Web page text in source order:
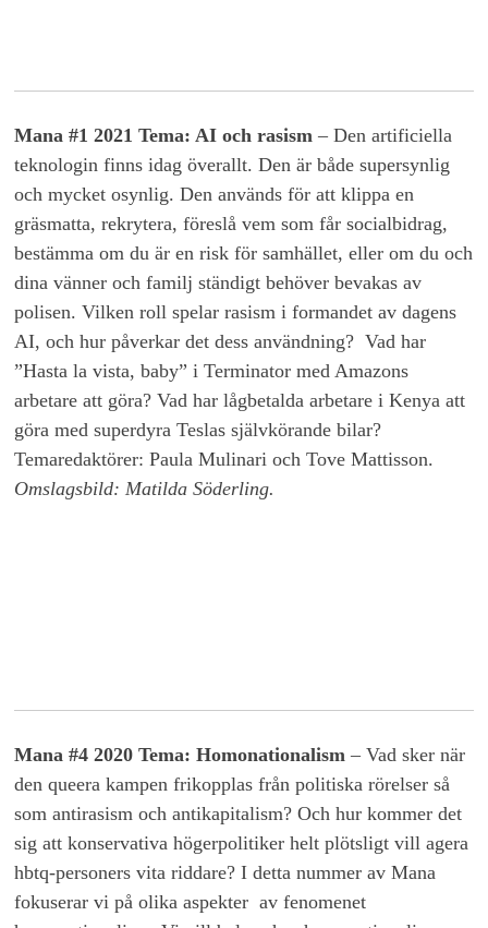
Mana #1 2021 Tema: AI och rasism – Den artificiella
teknologin finns idag överallt. Den är både supersynlig
och mycket osynlig. Den används för att klippa en
gräsmatta, rekrytera, föreslå vem som får socialbidrag,
bestämma om du är en risk för samhället, eller om du och
dina vänner och familj ständigt behöver bevakas av
polisen. Vilken roll spelar rasism i formandet av dagens
AI, och hur påverkar det dess användning? Vad har
”Hasta la vista, baby” i Terminator med Amazons
arbetare att göra? Vad har lågbetalda arbetare i Kenya att
göra med superdyra Teslas självkörande bilar?
Temaredaktörer: Paula Mulinari och Tove Mattisson.
Omslagsbild: Matilda Söderling.
Mana #4 2020 Tema: Homonationalism – Vad sker när
den queera kampen frikopplas från politiska rörelser så
som antirasism och antikapitalism? Och hur kommer det
sig att konservativa högerpolitiker helt plötsligt vill agera
hbtq-personers vita riddare? I detta nummer av Mana
fokuserar vi på olika aspekter av fenomenet